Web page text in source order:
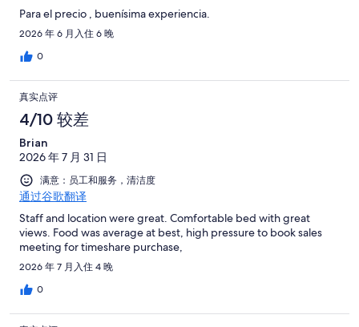
Para el precio , buenísima experiencia.
2026 年 6 月入住 6 晚
0
真实点评
4/10 较差
Brian
2026 年 7 月 31 日
满意：员工和服务，清洁度
通过谷歌翻译
Staff and location were great. Comfortable bed with great
views. Food was average at best, high pressure to book sales
meeting for timeshare purchase,
2026 年 7 月入住 4 晚
0